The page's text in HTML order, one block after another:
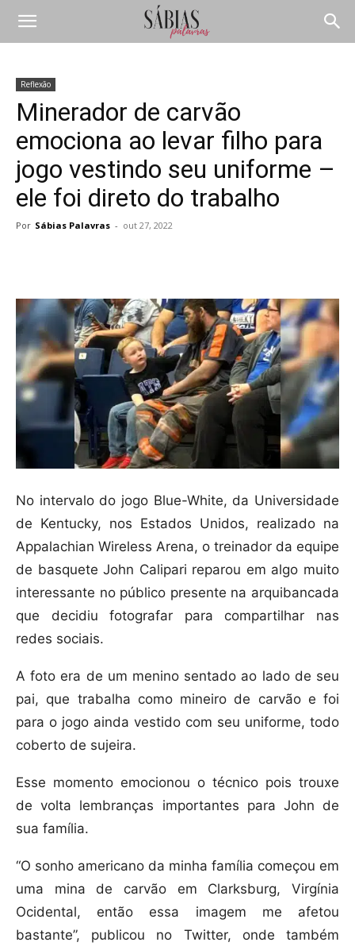
Reflexão
Minerador de carvão
emociona ao levar filho para
jogo vestindo seu uniforme –
ele foi direto do trabalho
Por Sábias Palavras - out 27, 2022
No intervalo do jogo Blue-White, da Universidade
de Kentucky, nos Estados Unidos, realizado na
Appalachian Wireless Arena, o treinador da equipe
de basquete John Calipari reparou em algo muito
interessante no público presente na arquibancada
que decidiu fotografar para compartilhar nas
redes sociais.
A foto era de um menino sentado ao lado de seu
pai, que trabalha como mineiro de carvão e foi
para o jogo ainda vestido com seu uniforme, todo
coberto de sujeira.
Esse momento emocionou o técnico pois trouxe
de volta lembranças importantes para John de
sua família.
“O sonho americano da minha família começou em
uma mina de carvão em Clarksburg, Virgínia
Ocidental, então essa imagem me afetou
bastante”, publicou no Twitter, onde também